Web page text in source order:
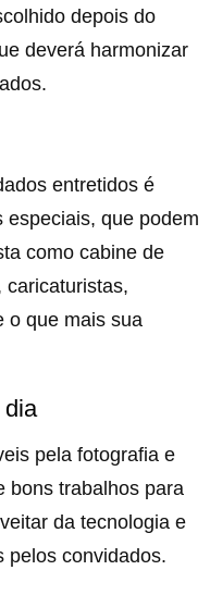
depois do
deverá harmonizar
entretidos é
especiais, que podem
como cabine de
caricaturistas,
o que mais sua
dia
pela fotografia e
bons trabalhos para
da tecnologia e
pelos convidados.